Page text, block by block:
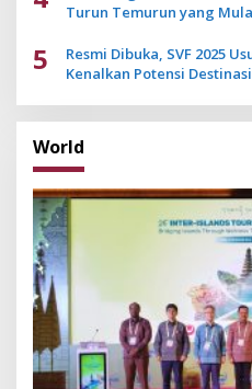
Turun Temurun yang
5
Resmi Dibuka, SVF 2025
Kenalkan Potensi
World